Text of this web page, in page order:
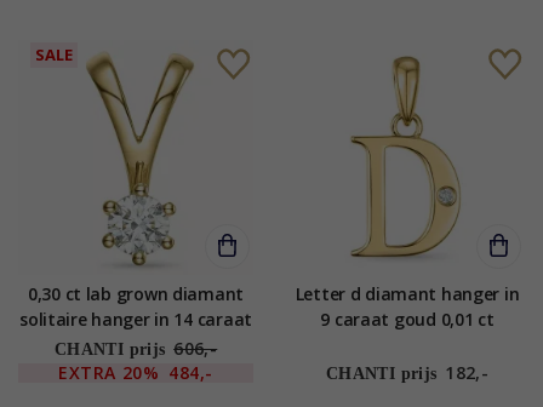
SALE
0,30 ct lab grown diamant
solitaire hanger in 14 caraat
goud 0,30 ct
CHANTI prijs 606,-
EXTRA 20% 484,-
Letter d diamant hanger in
9 caraat goud 0,01 ct
CHANTI prijs 182,-